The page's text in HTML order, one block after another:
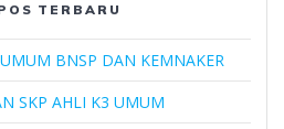
TERBARU
BNSP DAN KEMNAKER
SKP AHLI K3 UMUM